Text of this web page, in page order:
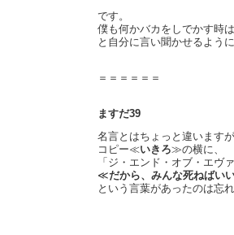
です。
僕も何かバカをしでかす時
と自分に言い聞かせるよう
＝＝＝＝＝＝
ますだ39
名言とはちょっと違います
コピー≪いきろ≫の横に、
「ジ・エンド・オブ・エヴ
≪だから、みんな死ねばい
という言葉があったのは忘